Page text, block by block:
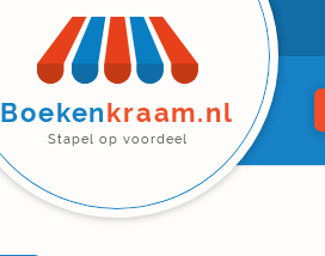
Boekenkraam.nl
Stapel op voordeel